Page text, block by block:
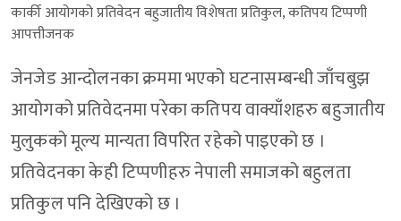
कार्की आयोगको प्रतिवेदन बहुजातीय विशेषता प्रतिकुल, कतिपय टिप्पणी
आपत्तीजनक
जेनजेड आन्दोलनका क्रममा भएको घटनासम्बन्धी जाँचबुझ
आयोगको प्रतिवेदनमा परेका कतिपय वाक्याँशहरु बहुजातीय
मुलुकको मूल्य मान्यता विपरित रहेको पाइएको छ ।
प्रतिवेदनका केही टिप्पणीहरु नेपाली समाजको बहुलता
प्रतिकुल पनि देखिएको छ ।